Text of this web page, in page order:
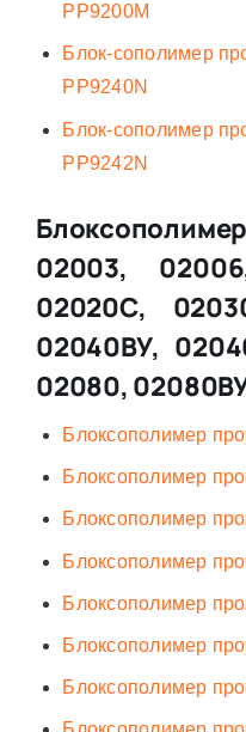
PP9200M
Блок-сополимер
PP9240N
Блок-сополимер
PP9242N
02003,
02020С,
02040ВУ,
02080,
Блоксополимер
Блоксополимер
Блоксополимер
Блоксополимер
Блоксополимер
Блоксополимер
Блоксополимер